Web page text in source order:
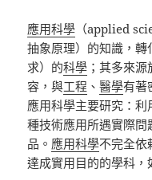
應用科學 （applied
抽象原理）的知識，
求）的科學 ；其多來
容，與工程 、醫學有著
應用科學主要研究：
種技術應用所遇實際
品。 應用科學不完全依
達成實用目的的學科，